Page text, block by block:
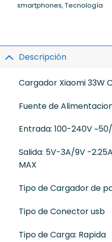
smartphones, Tecnología
Descripción
Cargador Xiaomi 33W
Fuente de
Entrada: 100-240V
Salida: 5V-3A/9V -
MAX
Tipo de Cargador de
Tipo de Conector usb
Tipo de Carga: Rapida